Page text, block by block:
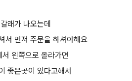
래가 나오는데
서 먼저 주문을 하셔야해요
왼쪽으로 올라가면
좋은곳이 있다고해서